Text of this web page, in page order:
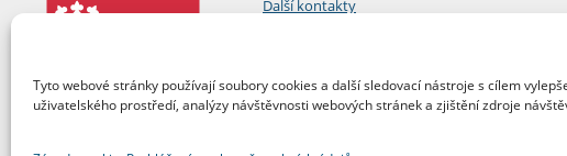
Tyto webové stránky používají soubory cookies a další sledovací nástroje s cílem
uživatelského prostředí, analýzy návštěvnosti webových stránek a zjištění zdroje
Další kontakty